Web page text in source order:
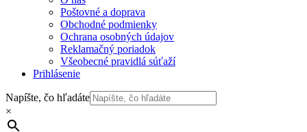
Poštovné a doprava
Obchodné podmienky
Ochrana osobných údajov
Reklamačný poriadok
Všeobecné pravidlá súťaží
Prihlásenie
Napíšte, čo hľadáte
×